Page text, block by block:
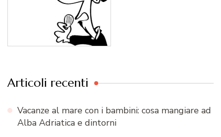
Articoli recenti
Vacanze al mare con i bambini: cosa mangiare ad
Alba Adriatica e dintorni